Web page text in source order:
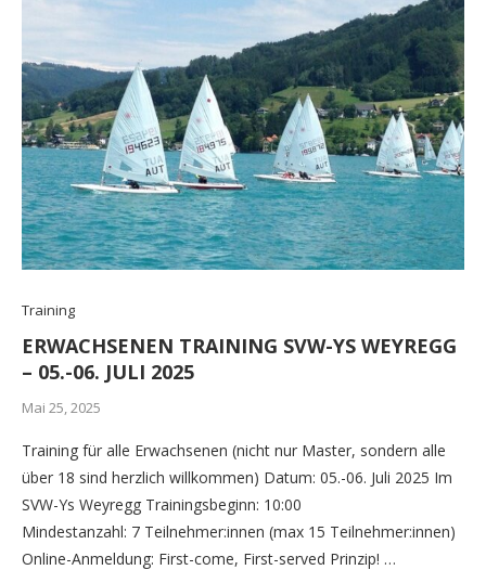
Training
ERWACHSENEN TRAINING SVW-YS WEYREGG
– 05.-06. JULI 2025
Mai 25, 2025
Training für alle Erwachsenen (nicht nur Master, sondern alle
über 18 sind herzlich willkommen) Datum: 05.-06. Juli 2025 Im
SVW-Ys Weyregg Trainingsbeginn: 10:00
Mindestanzahl: 7 Teilnehmer:innen (max 15 Teilnehmer:innen)
Online-Anmeldung: First-come, First-served Prinzip! …